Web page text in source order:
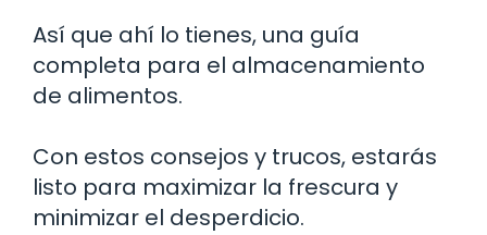
Así que ahí lo tienes, una guía
completa para el almacenamiento
de alimentos.
Con estos consejos y trucos, estarás
listo para maximizar la frescura y
minimizar el desperdicio.